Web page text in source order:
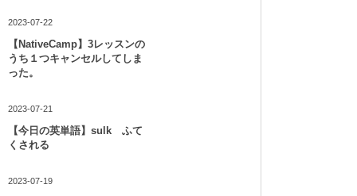
2023-07-22
【NativeCamp】3レッスンの
うち１つキャンセルしてしま
った。
2023-07-21
【今日の英単語】sulk ふて
くされる
2023-07-19